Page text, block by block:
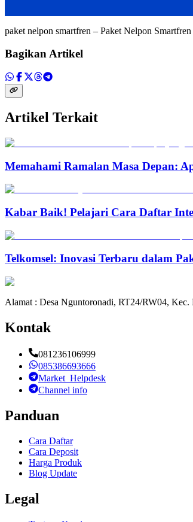
paket nelpon smartfren – Paket Nelpon
Bagikan Artikel
Artikel Terkait
Memahami Ramalan Masa Depan:
Kabar Baik! Pelajari Cara Daftar
Telkomsel: Inovasi Terbaru dalam
Alamat : Desa Nguntoronadi, RT24/RW04,
Kontak
081236106999
085386693666
Market_Helpdesk
Channel info
Panduan
Cara Daftar
Cara Deposit
Harga Produk
Blog Update
Legal